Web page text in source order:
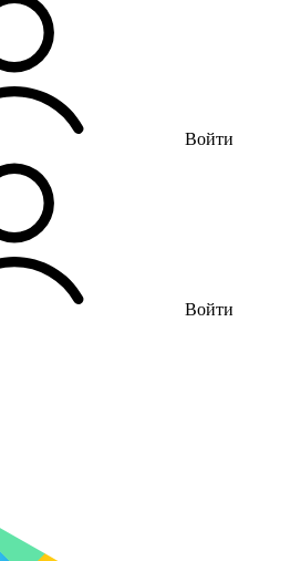
Войти
Войти